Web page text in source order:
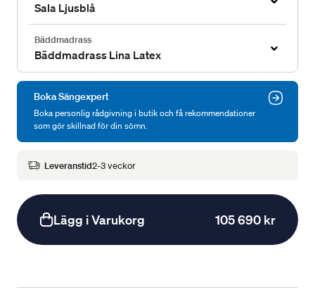
Sala Ljusblå
Bäddmadrass
Bäddmadrass Lina Latex
Boka Sängexpert
Boka personlig rådgivning i butik och få rekommendationer
som gör skillnad för din sömn.
Leveranstid2-3 veckor
Lägg i Varukorg 105 690 kr